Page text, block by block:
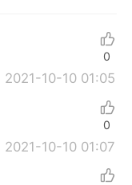
2021-10-10 01:05
0
2021-10-10 01:07
0